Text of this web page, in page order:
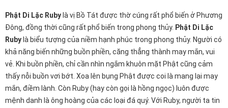
Phật Di Lặc Ruby là vị Bồ Tát được thờ cúng rất phổ biến ở Phương
Đông, đồng thời cũng rất phổ biến trong phong thủy. Phật Di Lặc
Ruby là biểu tượng của niềm hạnh phúc trong phong thủy. Người có
khả năng biến những buồn phiền, căng thẳng thành may mắn, vui
vẻ. Khi buồn phiền, chỉ cần nhìn ngắm khuôn mặt Phật cũng cảm
thấy nỗi buồn vơi bớt. Xoa lên bụng Phật được coi là mang lại may
mắn, điềm lành. Còn Ruby (hay còn gọi là hồng ngọc) luôn được
mệnh danh là ông hoàng của các loại đá quý. Với Ruby, người ta tin